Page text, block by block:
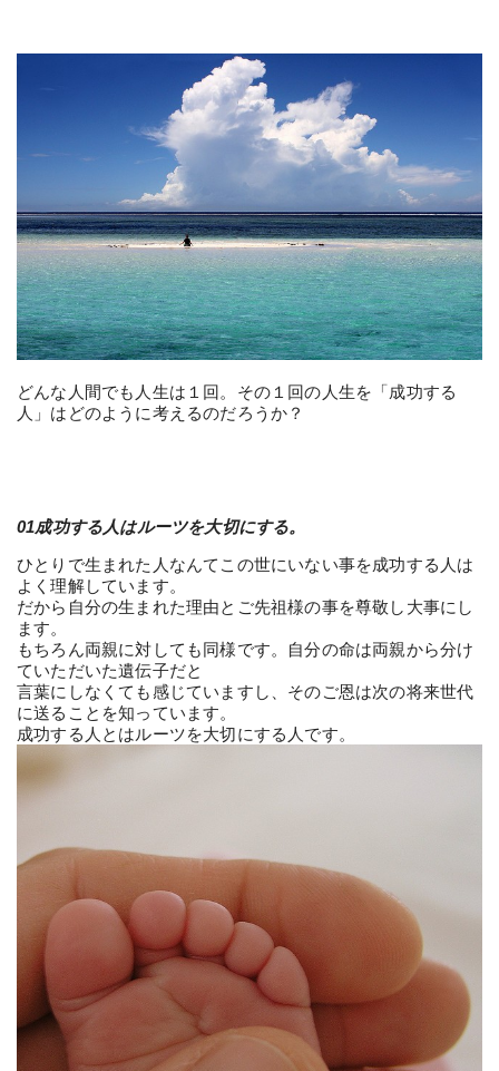
どんな人間でも人生は１回。その１回の人生を「成功する
人」はどのように考えるのだろうか？
01成功する人はルーツを大切にする。
ひとりで生まれた人なんてこの世にいない事を成功する人は
よく理解しています。
だから自分の生まれた理由とご先祖様の事を尊敬し大事にし
ます。
もちろん両親に対しても同様です。自分の命は両親から分け
ていただいた遺伝子だと
言葉にしなくても感じていますし、そのご恩は次の将来世代
に送ることを知っています。
成功する人とはルーツを大切にする人です。